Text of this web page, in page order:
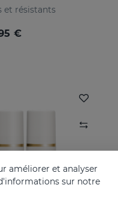
et résistants
€
améliorer et analyser
sur notre